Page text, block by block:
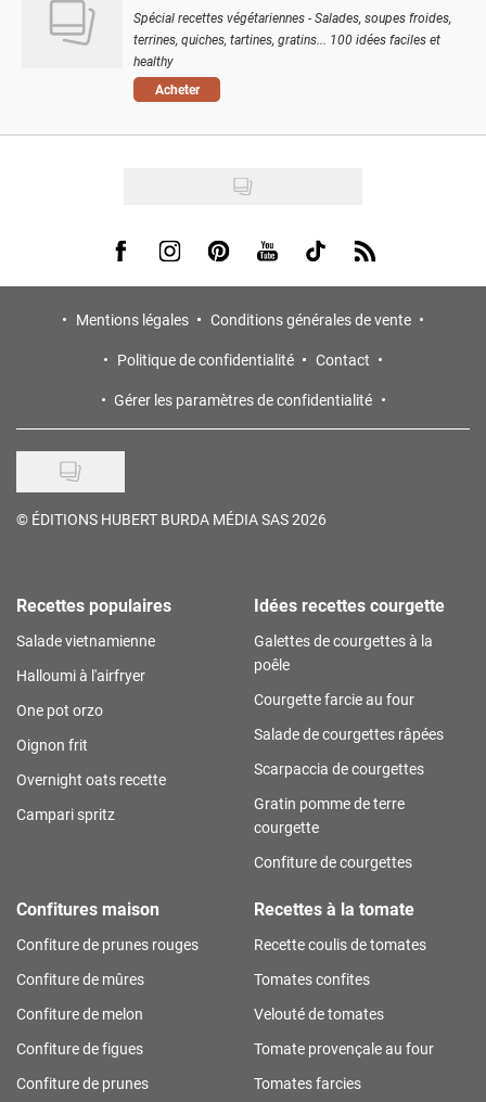
Spécial recettes végétariennes - Salades, soupes froides,
terrines, quiches, tartines, gratins... 100 idées faciles et
healthy
Acheter
Visit us on Facebook
Visit us on Instagram
Visit us on Pinterest
Visit us on Youtube
Visit us on Tiktok
Visit us on Rss
Mentions légales
Conditions générales de vente
Politique de confidentialité
Contact
Gérer les paramètres de confidentialité
© ÉDITIONS HUBERT BURDA MÉDIA SAS 2026
Recettes populaires
Salade vietnamienne
Halloumi à l'airfryer
One pot orzo
Oignon frit
Overnight oats recette
Campari spritz
Idées recettes courgette
Galettes de courgettes à la
poêle
Courgette farcie au four
Salade de courgettes râpées
Scarpaccia de courgettes
Gratin pomme de terre
courgette
Confiture de courgettes
Confitures maison
Confiture de prunes rouges
Confiture de mûres
Confiture de melon
Confiture de figues
Confiture de prunes
Recettes à la tomate
Recette coulis de tomates
Tomates confites
Velouté de tomates
Tomate provençale au four
Tomates farcies